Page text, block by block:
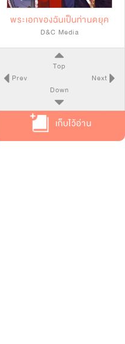
พระเอกของฉันเป็นท่านดยุค
D&C Media
Top
Prev
Next
Down
เก็บไว้อ่าน